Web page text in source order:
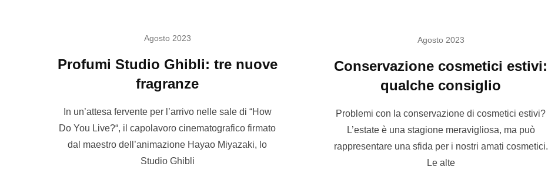
Agosto 2023
Profumi Studio Ghibli: tre nuove
fragranze
In un’attesa fervente per l’arrivo nelle sale di “How
Do You Live?“, il capolavoro cinematografico firmato
dal maestro dell’animazione Hayao Miyazaki, lo
Studio Ghibli
Agosto 2023
Conservazione cosmetici estivi:
qualche consiglio
Problemi con la conservazione di cosmetici estivi?
L’estate è una stagione meravigliosa, ma può
rappresentare una sfida per i nostri amati cosmetici.
Le alte